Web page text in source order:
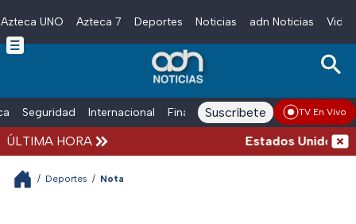
Skip to main content
Azteca UNO Azteca 7 Deportes Noticias adn Noticias
Seguridad Internacional Finanzas adn Noticias Radio
Suscríbete TV En Vivo
ÚLTIMA HORA Estados Unidos
/ Deportes / Nota